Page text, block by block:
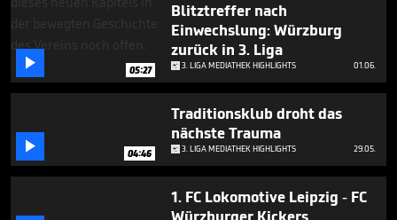
 05:27
Blitztreffer nach
Einwechslung: Würzburg
zurück in 3. Liga
3. LIGA MEDIATHEK HIGHLIGHTS 01.06.
 04:46
Traditionsklub droht das
nächste Trauma
3. LIGA MEDIATHEK HIGHLIGHTS 29.05.
1. FC Lokomotive Leipzig - FC